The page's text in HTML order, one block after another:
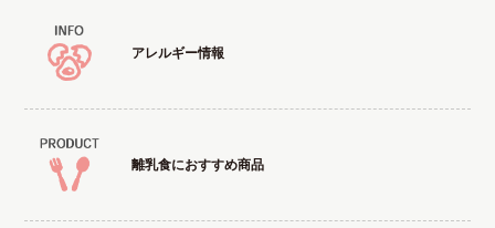
アレルギー情報
離乳食におすすめ商品